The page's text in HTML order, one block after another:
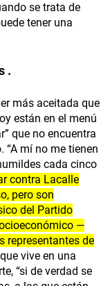
se trata de
tener una
.
más aceitada que
están en el menú
que no encuentra
“A mí no me tienen
cada cinco
contra Lacalle
pero son
del Partido
—
representantes de
vive en una
“si de verdad se